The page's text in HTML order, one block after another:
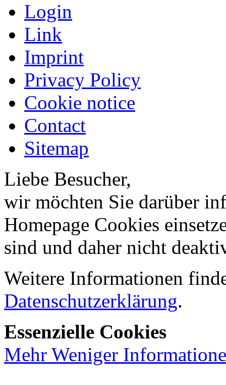
Login
Link
Imprint
Privacy Policy
Cookie notice
Contact
Sitemap
Liebe Besucher,
wir möchten Sie darüber
Homepage Cookies
sind und daher nicht
Weitere Informationen
Datenschutzerklärung.
Essenzielle Cookies
Mehr Weniger